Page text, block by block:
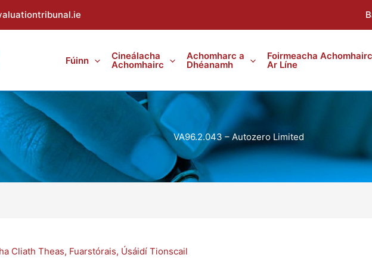
Fúinn Cineálacha
Achomhairc
Achomharc a
Dhéanamh
Foirmeacha Achomhairc
Ar Líne
VA96.2.043 – Autozero Limited
Cliath Theas, Fuarstórais, Úsáidí Tionscail